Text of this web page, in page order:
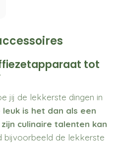
tot
jij de lekkerste dingen in
leuk is het dan als een
culinaire talenten kan
bijvoorbeeld de lekkerste